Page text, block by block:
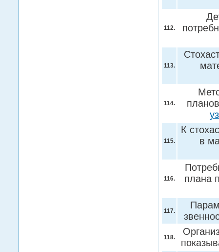
112.
113.
114.
115.
К
в
116.
плана
117.
118.